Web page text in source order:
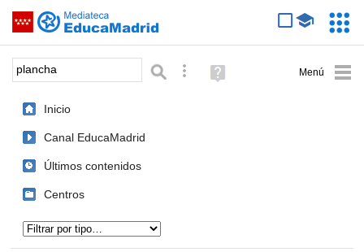
Saltar navegación
Palabra o frase: Búsqueda avanzada
Ayuda
(en
Inicio
Canal EducaMadrid
Últimos contenidos
Centros